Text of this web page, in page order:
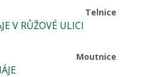
Telnice
V RŮŽOVÉ ULICI
Moutnice